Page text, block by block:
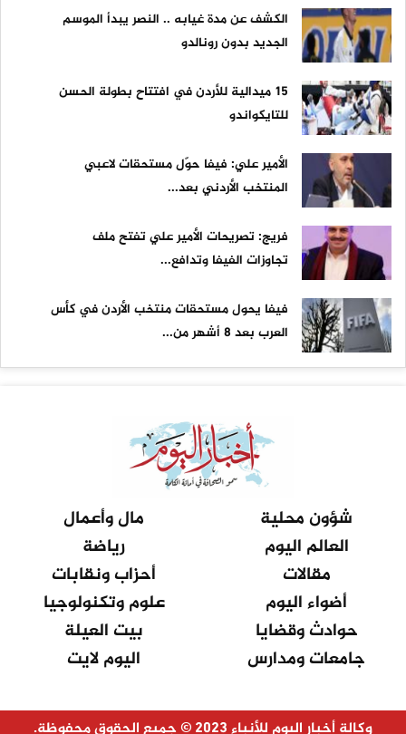
الكشف عن مدة غيابه .. النصر يبدأ الموسم
الجديد بدون رونالدو
15 ميدالية للأردن في افتتاح بطولة الحسن
للتايكواندو
الأمير علي: فيفا حوّل مستحقات لاعبي
المنتخب الأردني بعد...
فريج: تصريحات الأمير علي تفتح ملف
تجاوزات الفيفا وتدافع...
فيفا يحول مستحقات منتخب الأردن في كأس
العرب بعد 8 أشهر من...
شؤون محلية
مال وأعمال
العالم اليوم
رياضة
مقالات
أحزاب ونقابات
أضواء اليوم
علوم وتكنولوجيا
حوادث وقضايا
بيت العيلة
جامعات ومدارس
اليوم لايت
وكالة أخبار اليوم للأنباء 2023 © جميع الحقوق محفوظة.